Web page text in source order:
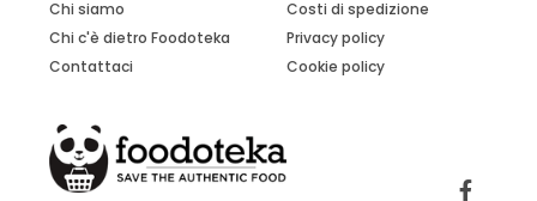
Chi siamo
Chi c'è dietro Foodoteka
Contattaci
Costi di spedizione
Privacy policy
Cookie policy